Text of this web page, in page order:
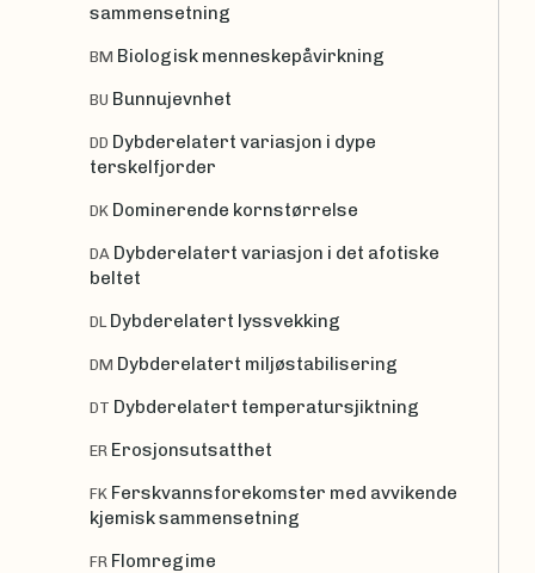
sammensetning
BM Biologisk menneskepåvirkning
BU Bunnujevnhet
DD Dybderelatert variasjon i dype
terskelfjorder
DK Dominerende kornstørrelse
DA Dybderelatert variasjon i det afotiske
beltet
DL Dybderelatert lyssvekking
DM Dybderelatert miljøstabilisering
DT Dybderelatert temperatursjiktning
ER Erosjonsutsatthet
FK Ferskvannsforekomster med avvikende
kjemisk sammensetning
FR Flomregime